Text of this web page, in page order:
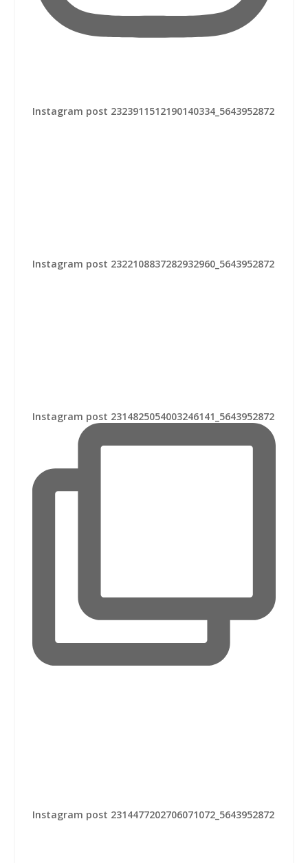
Instagram post 2323911512190140334_5643952872
Instagram post 2322108837282932960_5643952872
Instagram post 2314825054003246141_5643952872
Instagram post 2314477202706071072_5643952872